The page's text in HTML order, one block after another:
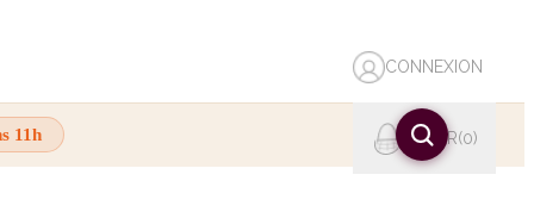
CONNEXION
PANIER 0
11h